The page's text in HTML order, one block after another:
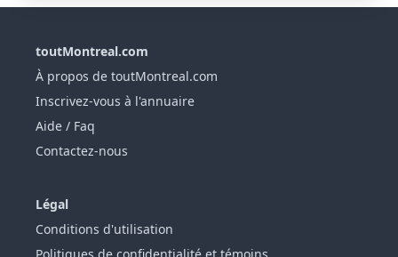
toutMontreal.com
À propos de toutMontreal.com
Inscrivez-vous à l'annuaire
Aide / Faq
Contactez-nous
Légal
Conditions d'utilisation